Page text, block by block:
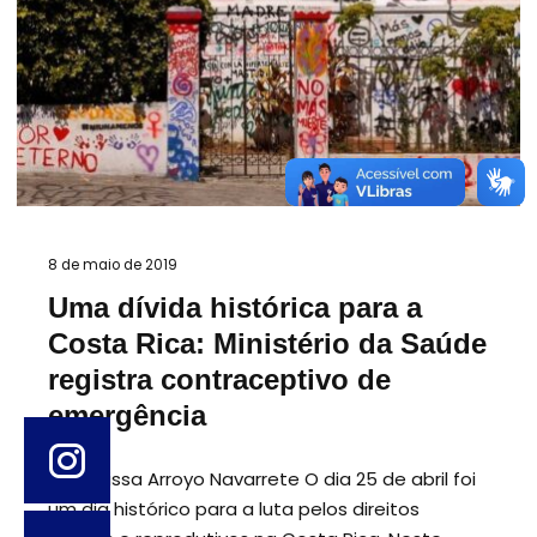
8 de maio de 2019
Uma dívida histórica para a
Costa Rica: Ministério da Saúde
registra contraceptivo de
emergência
por Larissa Arroyo Navarrete O dia 25 de abril foi
um dia histórico para a luta pelos direitos